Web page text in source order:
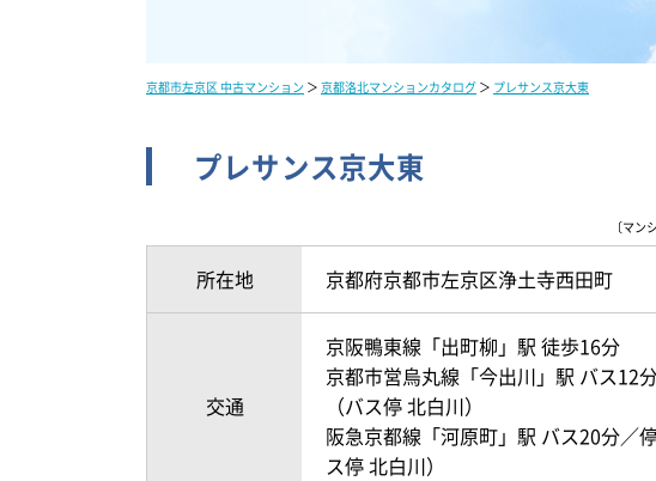
京都市左京区 中古マンション ＞ 京都洛北マンションカタログ ＞ プレサンス京大東
プレサンス京大東
〔マ
所在地 京都府京都市左京区浄土寺西田町
交通
京阪鴨東線「出町柳」駅 徒歩16分
京都市営烏丸線「今出川」駅 バス12
（バス停 北白川）
阪急京都線「河原町」駅 バス20分／
ス停 北白川）